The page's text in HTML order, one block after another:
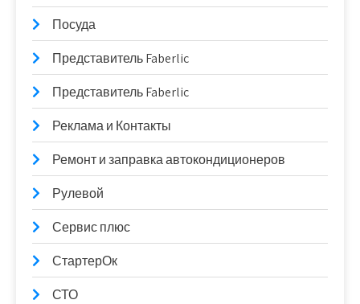
Посуда
Представитель Faberlic
Представитель Faberlic
Реклама и Контакты
Ремонт и заправка автокондиционеров
Рулевой
Сервис плюс
СтартерОк
СТО